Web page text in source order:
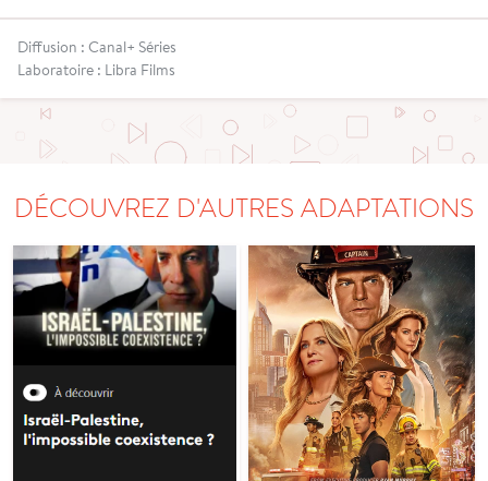
Diffusion : Canal+ Séries
Laboratoire : Libra Films
DÉCOUVREZ D'AUTRES ADAPTATIONS